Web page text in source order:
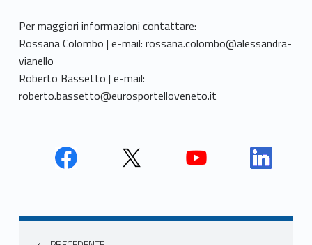
Per maggiori informazioni contattare:
Rossana Colombo | e-mail: rossana.colombo@alessandra-
vianello
Roberto Bassetto | e-mail:
roberto.bassetto@eurosportelloveneto.it
Unio
Unio
Unio
Unio
Navigazione articoli